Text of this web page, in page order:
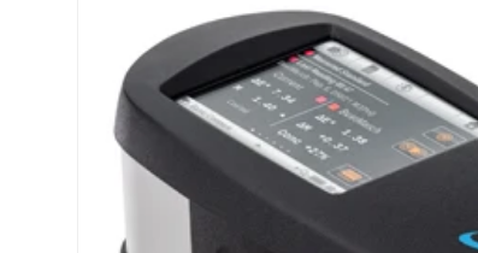
Ir directamente a la información del producto